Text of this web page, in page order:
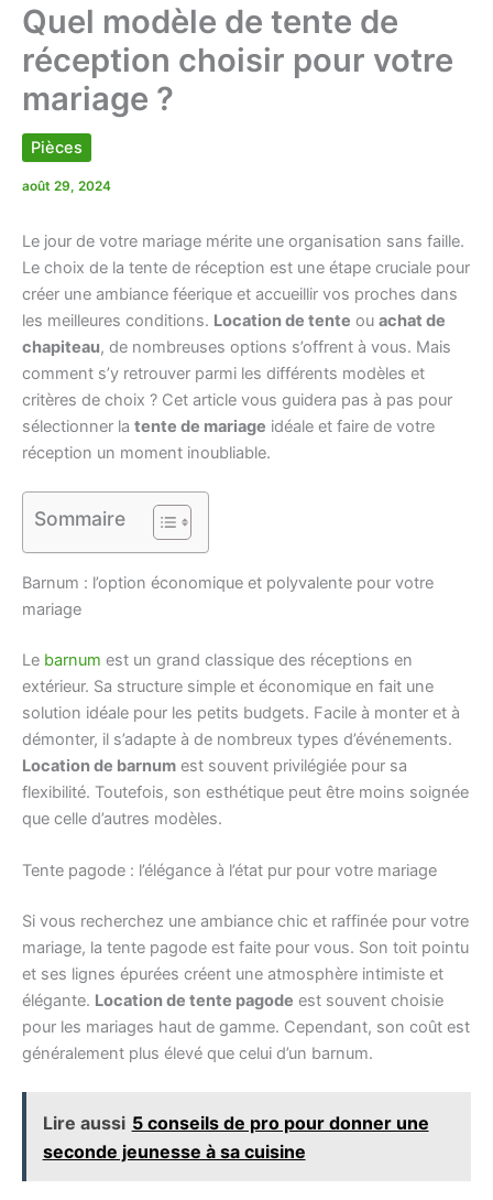
Quel modèle de tente de
réception choisir pour votre
mariage ?
Pièces
août 29, 2024
Le jour de votre mariage mérite une organisation sans faille.
Le choix de la tente de réception est une étape cruciale pour
créer une ambiance féerique et accueillir vos proches dans
les meilleures conditions. Location de tente ou achat de
chapiteau, de nombreuses options s’offrent à vous. Mais
comment s’y retrouver parmi les différents modèles et
critères de choix ? Cet article vous guidera pas à pas pour
sélectionner la tente de mariage idéale et faire de votre
réception un moment inoubliable.
Sommaire
Barnum : l’option économique et polyvalente pour votre
mariage
Le barnum est un grand classique des réceptions en
extérieur. Sa structure simple et économique en fait une
solution idéale pour les petits budgets. Facile à monter et à
démonter, il s’adapte à de nombreux types d’événements.
Location de barnum est souvent privilégiée pour sa
flexibilité. Toutefois, son esthétique peut être moins soignée
que celle d’autres modèles.
Tente pagode : l’élégance à l’état pur pour votre mariage
Si vous recherchez une ambiance chic et raffinée pour votre
mariage, la tente pagode est faite pour vous. Son toit pointu
et ses lignes épurées créent une atmosphère intimiste et
élégante. Location de tente pagode est souvent choisie
pour les mariages haut de gamme. Cependant, son coût est
généralement plus élevé que celui d’un barnum.
Lire aussi 5 conseils de pro pour donner une
seconde jeunesse à sa cuisine